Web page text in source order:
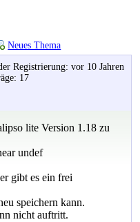
Neues Thema
Registrierung: vor 10 Jahren
17
lite Version 1.18 zu
undef
gibt es ein frei
speichern kann.
nicht auftritt.